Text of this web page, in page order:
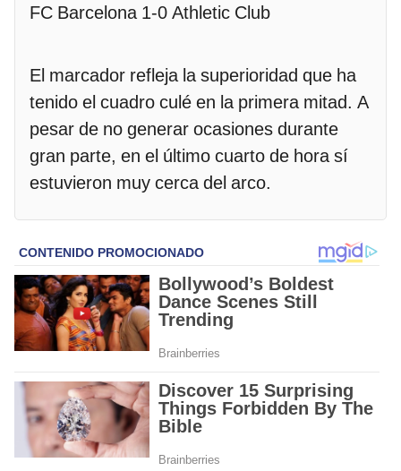
FC Barcelona 1-0 Athletic Club
El marcador refleja la superioridad que ha
tenido el cuadro culé en la primera mitad. A
pesar de no generar ocasiones durante
gran parte, en el último cuarto de hora sí
estuvieron muy cerca del arco.